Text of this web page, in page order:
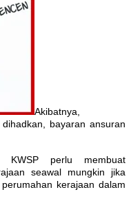
Akibatnya,
bayaran ansuran
perlu membuat
seawal mungkin jika
kerajaan dalam